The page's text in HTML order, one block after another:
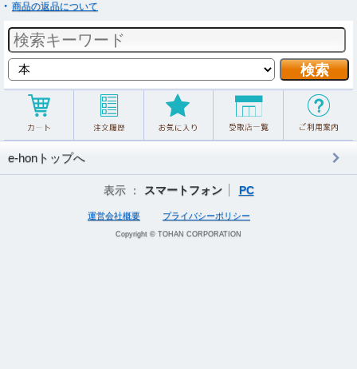
商品の返品について
e-honトップへ
表示 ： スマートフォン PC
運営会社概要 プライバシーポリシー
Copyright © TOHAN CORPORATION